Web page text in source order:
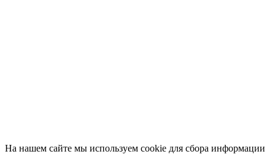
На нашем сайте мы используем cookie для сбора информации